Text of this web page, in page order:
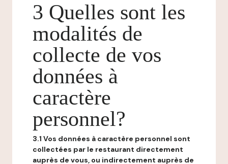
3 Quelles sont les
modalités de
collecte de vos
données à
caractère
personnel?
3.1 Vos données à caractère personnel sont
collectées par le restaurant directement
auprès de vous, ou indirectement auprès de